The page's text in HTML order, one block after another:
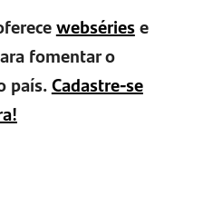
websériese
fomentar o
país.Cadastre-se